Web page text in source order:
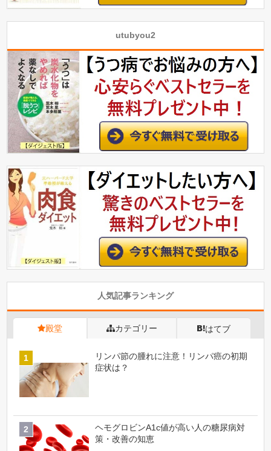
utubyou2
人気記事ランキング
殿堂 カテゴリー はてブ
リンパ節の腫れに注意！リンパ癌の初期
症状は？
ヘモグロビンA1c値が高い人の糖尿病対
策・改善の知恵